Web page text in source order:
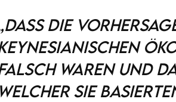
die
waren und
welcher sie